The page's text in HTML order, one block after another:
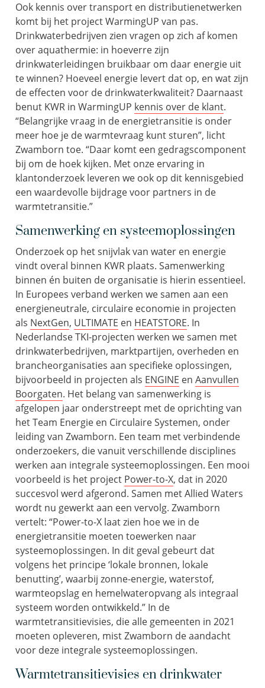
Ook kennis over transport en distributienetwerken
komt bij het project WarmingUP van pas.
Drinkwaterbedrijven zien vragen op zich af komen
over aquathermie: in hoeverre zijn
drinkwaterleidingen bruikbaar om daar energie uit
te winnen? Hoeveel energie levert dat op, en wat zijn
de effecten voor de drinkwaterkwaliteit? Daarnaast
benut KWR in WarmingUP kennis over de klant.
“Belangrijke vraag in de energietransitie is onder
meer hoe je de warmtevraag kunt sturen”, licht
Zwamborn toe. “Daar komt een gedragscomponent
bij om de hoek kijken. Met onze ervaring in
klantonderzoek leveren we ook op dit kennisgebied
een waardevolle bijdrage voor partners in de
warmtetransitie.”
Samenwerking en systeemoplossingen
Onderzoek op het snijvlak van water en energie
vindt overal binnen KWR plaats. Samenwerking
binnen én buiten de organisatie is hierin essentieel.
In Europees verband werken we samen aan een
energieneutrale, circulaire economie in projecten
als NextGen, ULTIMATE en HEATSTORE. In
Nederlandse TKI-projecten werken we samen met
drinkwaterbedrijven, marktpartijen, overheden en
brancheorganisaties aan specifieke oplossingen,
bijvoorbeeld in projecten als ENGINE en Aanvullen
Boorgaten. Het belang van samenwerking is
afgelopen jaar onderstreept met de oprichting van
het Team Energie en Circulaire Systemen, onder
leiding van Zwamborn. Een team met verbindende
onderzoekers, die vanuit verschillende disciplines
werken aan integrale systeemoplossingen. Een mooi
voorbeeld is het project Power-to-X, dat in 2020
succesvol werd afgerond. Samen met Allied Waters
wordt nu gewerkt aan een vervolg. Zwamborn
vertelt: “Power-to-X laat zien hoe we in de
energietransitie moeten toewerken naar
systeemoplossingen. In dit geval gebeurt dat
volgens het principe ‘lokale bronnen, lokale
benutting’, waarbij zonne-energie, waterstof,
warmteopslag en hemelwateropvang als integraal
systeem worden ontwikkeld.” In de
warmtetransitievisies, die alle gemeenten in 2021
moeten opleveren, mist Zwamborn de aandacht
voor deze integrale systeemoplossingen.
Warmtetransitievisies en drinkwater